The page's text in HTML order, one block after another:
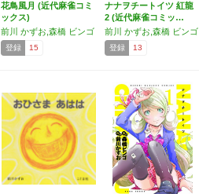
花鳥風月 (近代麻雀コミ
ックス)
前川 かずお,森橋 ビンゴ
登録 15
ナナヲチートイツ 紅龍
2 (近代麻雀コミッ…
前川 かずお,森橋 ビンゴ
登録 13